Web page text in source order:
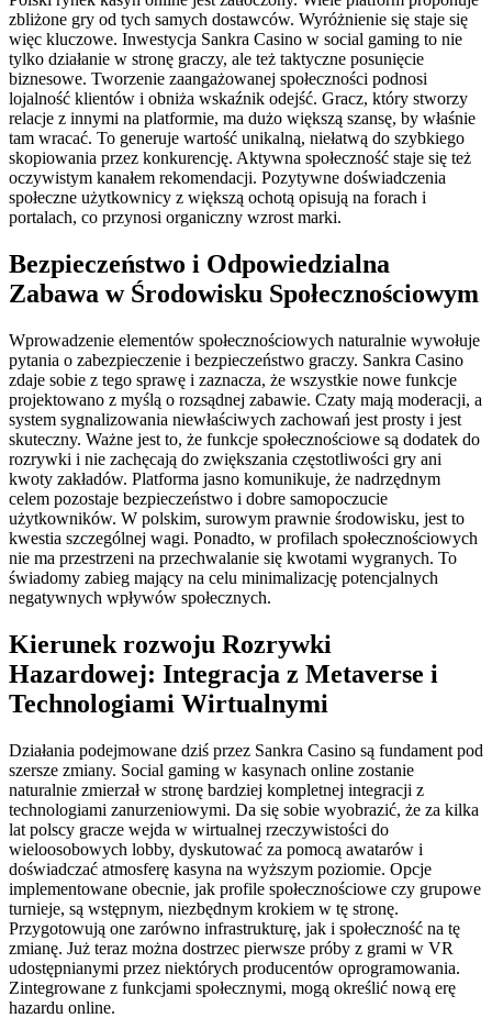
zbliżone gry od tych samych dostawców. Wyróżnienie się staje się
więc kluczowe. Inwestycja Sankra Casino w social gaming to nie
tylko działanie w stronę graczy, ale też taktyczne posunięcie
biznesowe. Tworzenie zaangażowanej społeczności podnosi
lojalność klientów i obniża wskaźnik odejść. Gracz, który stworzy
relacje z innymi na platformie, ma dużo większą szansę, by właśnie
tam wracać. To generuje wartość unikalną, niełatwą do szybkiego
skopiowania przez konkurencję. Aktywna społeczność staje się też
oczywistym kanałem rekomendacji. Pozytywne doświadczenia
społeczne użytkownicy z większą ochotą opisują na forach i
portalach, co przynosi organiczny wzrost marki.
Bezpieczeństwo i Odpowiedzialna
Zabawa w Środowisku Społecznościowym
Wprowadzenie elementów społecznościowych naturalnie wywołuje
pytania o zabezpieczenie i bezpieczeństwo graczy. Sankra Casino
zdaje sobie z tego sprawę i zaznacza, że wszystkie nowe funkcje
projektowano z myślą o rozsądnej zabawie. Czaty mają moderacji, a
system sygnalizowania niewłaściwych zachowań jest prosty i jest
skuteczny. Ważne jest to, że funkcje społecznościowe są dodatek do
rozrywki i nie zachęcają do zwiększania częstotliwości gry ani
kwoty zakładów. Platforma jasno komunikuje, że nadrzędnym
celem pozostaje bezpieczeństwo i dobre samopoczucie
użytkowników. W polskim, surowym prawnie środowisku, jest to
kwestia szczególnej wagi. Ponadto, w profilach społecznościowych
nie ma przestrzeni na przechwalanie się kwotami wygranych. To
świadomy zabieg mający na celu minimalizację potencjalnych
negatywnych wpływów społecznych.
Kierunek rozwoju Rozrywki
Hazardowej: Integracja z Metaverse i
Technologiami Wirtualnymi
Działania podejmowane dziś przez Sankra Casino są fundament pod
szersze zmiany. Social gaming w kasynach online zostanie
naturalnie zmierzał w stronę bardziej kompletnej integracji z
technologiami zanurzeniowymi. Da się sobie wyobrazić, że za kilka
lat polscy gracze wejda w wirtualnej rzeczywistości do
wieloosobowych lobby, dyskutować za pomocą awatarów i
doświadczać atmosferę kasyna na wyższym poziomie. Opcje
implementowane obecnie, jak profile społecznościowe czy grupowe
turnieje, są wstępnym, niezbędnym krokiem w tę stronę.
Przygotowują one zarówno infrastrukturę, jak i społeczność na tę
zmianę. Już teraz można dostrzec pierwsze próby z grami w VR
udostępnianymi przez niektórych producentów oprogramowania.
Zintegrowane z funkcjami społecznymi, mogą określić nową erę
hazardu online.